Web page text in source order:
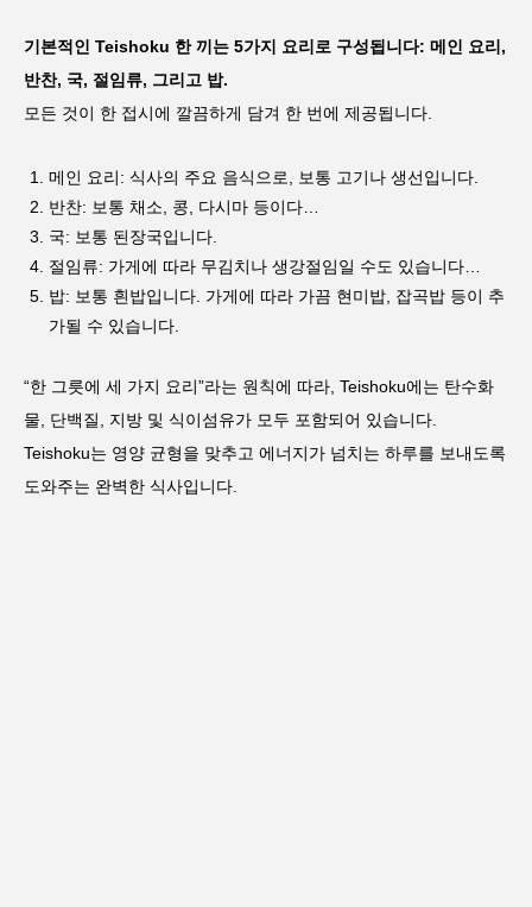
기본적인 Teishoku 한 끼는 5가지 요리로 구성됩니다: 메인 요리,
반찬, 국, 절임류, 그리고 밥.
모든 것이 한 접시에 깔끔하게 담겨 한 번에 제공됩니다.
메인 요리: 식사의 주요 음식으로, 보통 고기나 생선입니다.
반찬: 보통 채소, 콩, 다시마 등이다…
국: 보통 된장국입니다.
절임류: 가게에 따라 무김치나 생강절임일 수도 있습니다…
밥: 보통 흰밥입니다. 가게에 따라 가끔 현미밥, 잡곡밥 등이 추
가될 수 있습니다.
“한 그릇에 세 가지 요리”라는 원칙에 따라, Teishoku에는 탄수화
물, 단백질, 지방 및 식이섬유가 모두 포함되어 있습니다.
Teishoku는 영양 균형을 맞추고 에너지가 넘치는 하루를 보내도록
도와주는 완벽한 식사입니다.